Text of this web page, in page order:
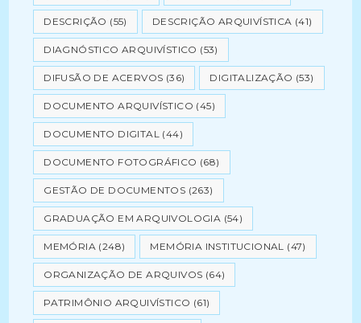
DESCRIÇÃO (55) DESCRIÇÃO ARQUIVÍSTICA (41)
DIAGNÓSTICO ARQUIVÍSTICO (53)
DIFUSÃO DE ACERVOS (36) DIGITALIZAÇÃO (53)
DOCUMENTO ARQUIVÍSTICO (45)
DOCUMENTO DIGITAL (44)
DOCUMENTO FOTOGRÁFICO (68)
GESTÃO DE DOCUMENTOS (263)
GRADUAÇÃO EM ARQUIVOLOGIA (54)
MEMÓRIA (248) MEMÓRIA INSTITUCIONAL (47)
ORGANIZAÇÃO DE ARQUIVOS (64)
PATRIMÔNIO ARQUIVÍSTICO (61)